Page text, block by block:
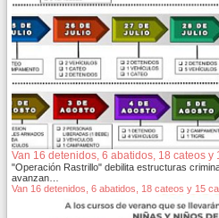
Van 16 detenidos, 6 abatidos, 18 cateos y
"Operación Rastrillo" debilita estructuras
avanzan…
Van 16 detenidos, 6 abatidos, 18 cateos y 15